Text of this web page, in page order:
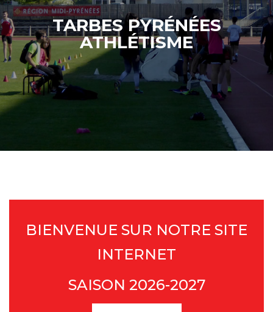
TARBES PYRÉNÉES
ATHLÉTISME
BIENVENUE SUR NOTRE SITE
INTERNET
SAISON 2026-2027